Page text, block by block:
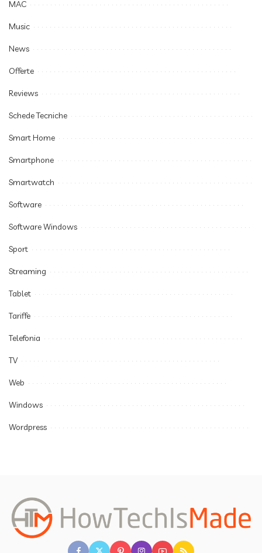
MAC
Music
News
Offerte
Reviews
Schede Tecniche
Smart Home
Smartphone
Smartwatch
Software
Software Windows
Sport
Streaming
Tablet
Tariffe
Telefonia
TV
Web
Windows
Wordpress